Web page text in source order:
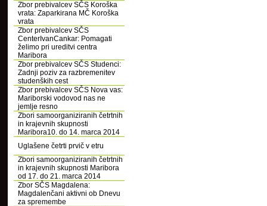
Zbor prebivalcev SČS Koroška
vrata: Zaparkirana MČ Koroška
vrata
Zbor prebivalcev SČS
CenterIvanCankar: Pomagati
želimo pri ureditvi centra
Maribora
Zbor prebivalcev SČS Studenci:
Zadnji poziv za razbremenitev
studenških cest
Zbor prebivalcev SČS Nova vas:
Mariborski vodovod nas ne
jemlje resno
Zbori samoorganiziranih četrtnih
in krajevnih skupnosti
Maribora10. do 14. marca 2014
Uglašene četrti prvič v etru
Zbori samoorganiziranih četrtnih
in krajevnih skupnosti Maribora
od 17. do 21. marca 2014
Zbor SČS Magdalena:
Magdalenčani aktivni ob Dnevu
za spremembe